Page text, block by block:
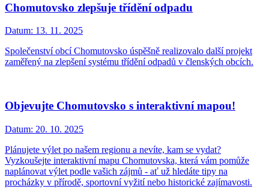
Chomutovsko zlepšuje třídění odpadu
Datum: 13. 11. 2025
Společenství obcí Chomutovsko úspěšně realizovalo další projekt
zaměřený na zlepšení systému třídění odpadů v členských obcích.
Objevujte Chomutovsko s interaktivní mapou!
Datum: 20. 10. 2025
Plánujete výlet po našem regionu a nevíte, kam se vydat?
Vyzkoušejte interaktivní mapu Chomutovska, která vám pomůže
naplánovat výlet podle vašich zájmů - ať už hledáte tipy na
procházky v přírodě, sportovní vyžití nebo historické zajímavosti.